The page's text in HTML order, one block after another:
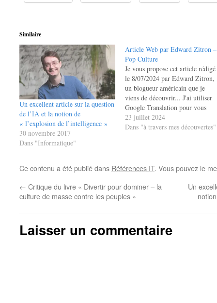
Similaire
Un excellent article sur la question
de l’IA et la notion de
« l’explosion de l’intelligence »
30 novembre 2017
Dans "Informatique"
Article Web par Edward Zitron –
Pop Culture
Je vous propose cet article rédigé
le 8/07/2024 par Edward Zitron,
un blogueur américain que je
viens de découvrir... J'ai utiliser
Google Translation pour vous
proposer une version traduite (en
français) de cet excellent article
culture/. Alors, pourquoi vous
proposer cet article ?…
23 juillet 2024
Dans "à travers mes découvertes"
Ce contenu a été publié dans Références IT. Vous pouvez le
← Critique du livre « Divertir pour dominer – la
culture de masse contre les peuples »
Un
Laisser un commentaire